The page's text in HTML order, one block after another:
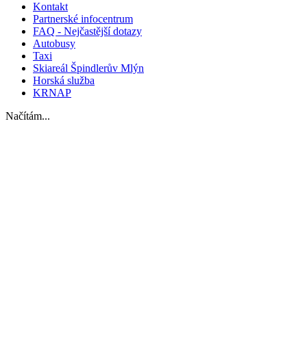
Kontakt
Partnerské infocentrum
FAQ - Nejčastější dotazy
Autobusy
Taxi
Skiareál Špindlerův Mlýn
Horská služba
KRNAP
Načítám...